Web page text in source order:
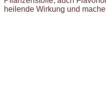
heilende Wirkung und